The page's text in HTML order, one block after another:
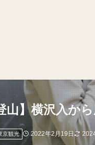
山】横沢入か
京観光 2022年2月19日